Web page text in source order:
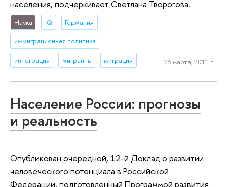
населения, подчеркивает Светлана Творогова.
Наука IQ Германия
иммиграционная политика
интеграция мигранты миграция 23 марта, 2011 г.
Население России: прогнозы
и реальность
Опубликован очередной, 12-й Доклад о развитии
человеческого потенциала в Российской
Федерации, подготовленный Программой развития